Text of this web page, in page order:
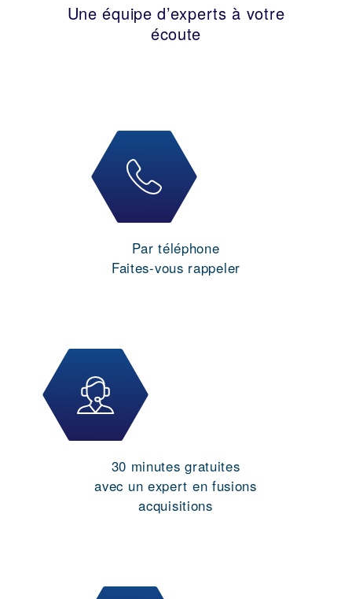
Une équipe d’experts à votre
écoute
Par téléphone
Faites-vous rappeler
30 minutes gratuites
avec un expert en fusions
acquisitions